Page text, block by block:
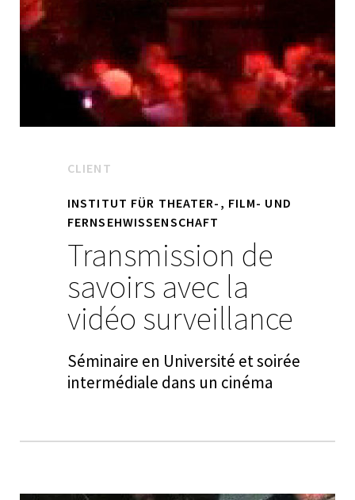
CLIENT
INSTITUT FÜR THEATER-, FILM- UND
FERNSEHWISSENSCHAFT
Transmission de
savoirs avec la
vidéo surveillance
Séminaire en Université et soirée
intermédiale dans un cinéma